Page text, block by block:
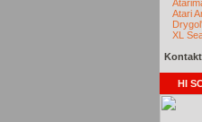
Atari
XL
Kontakt
HI